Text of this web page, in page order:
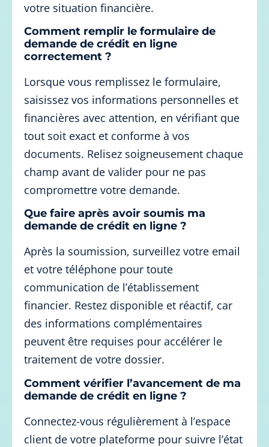
votre situation financière.
Comment remplir le formulaire de
demande de crédit en ligne
correctement ?
Lorsque vous remplissez le formulaire,
saisissez vos informations personnelles et
financières avec attention, en vérifiant que
tout soit exact et conforme à vos
documents. Relisez soigneusement chaque
champ avant de valider pour ne pas
compromettre votre demande.
Que faire après avoir soumis ma
demande de crédit en ligne ?
Après la soumission, surveillez votre email
et votre téléphone pour toute
communication de l’établissement
financier. Restez disponible et réactif, car
des informations complémentaires
peuvent être requises pour accélérer le
traitement de votre dossier.
Comment vérifier l’avancement de ma
demande de crédit en ligne ?
Connectez-vous régulièrement à l’espace
client de votre plateforme pour suivre l’état